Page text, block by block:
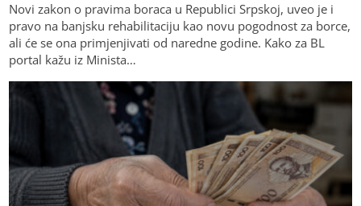
Novi zakon o pravima boraca u Republici Srpskoj, uveo je i
pravo na banjsku rehabilitaciju kao novu pogodnost za borce,
ali će se ona primjenjivati od naredne godine. Kako za BL
portal kažu iz Minista…